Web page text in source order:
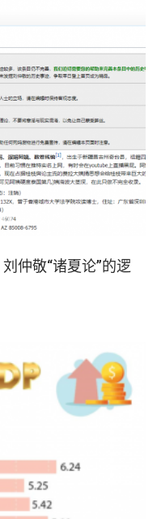
仲敬“诸夏论”的逻